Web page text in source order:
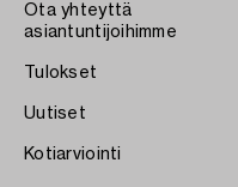
Ota yhteyttä
asiantuntijoihimme
Tulokset
Uutiset
Kotiarviointi